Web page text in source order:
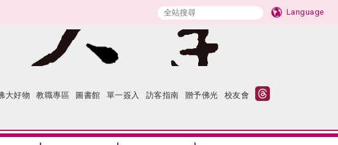
Language
大好物 教職專區 圖書館 單一簽入 訪客指南 贈予佛光 校友會